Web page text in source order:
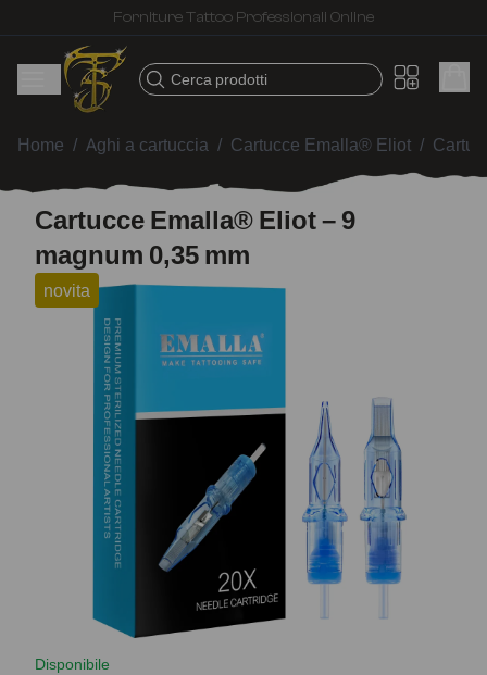
Spedizione veloce – Prodotti selezionati per tatuatori
Cerca prodotti
Home / Aghi a cartuccia / Cartucce Emalla® Eliot /
Cartucce Emalla® Eliot – 9
magnum 0,35 mm
novita
Disponibile